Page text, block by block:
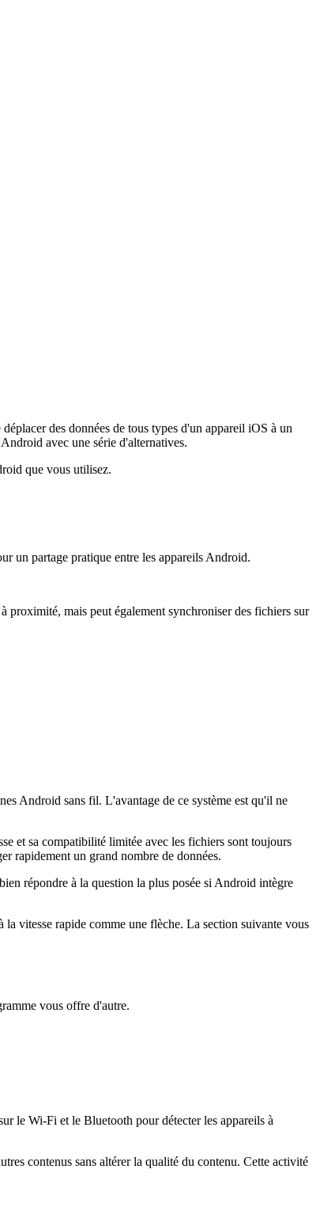
des données de tous types d'un appareil iOS à un
avec une série d'alternatives.
que vous utilisez.
un partage pratique entre les appareils Android.
mais peut également synchroniser des fichiers sur
Android sans fil. L'avantage de ce système est qu'il ne
et sa compatibilité limitée avec les fichiers sont toujours
rapidement un grand nombre de données.
répondre à la question la plus posée si Android intègre
vitesse rapide comme une flèche. La section suivante vous
vous offre d'autre.
le Wi-Fi et le Bluetooth pour détecter les appareils à
contenus sans altérer la qualité du contenu. Cette activité